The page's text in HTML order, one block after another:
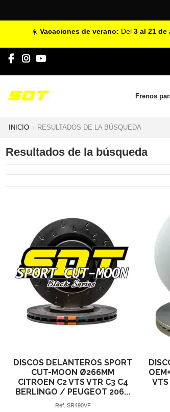
☀️ Vacaciones de verano: Del 3 al 21 de
Frenos
INICIO RESULTADOS DE LA BÚSQUEDA
Resultados de la búsqueda
DISCOS DELANTEROS SPORT
CUT-MOON Ø266MM
CITROEN C2 VTS VTR C3 C4
BERLINGO / PEUGEOT 206...
Ref. SR490VF